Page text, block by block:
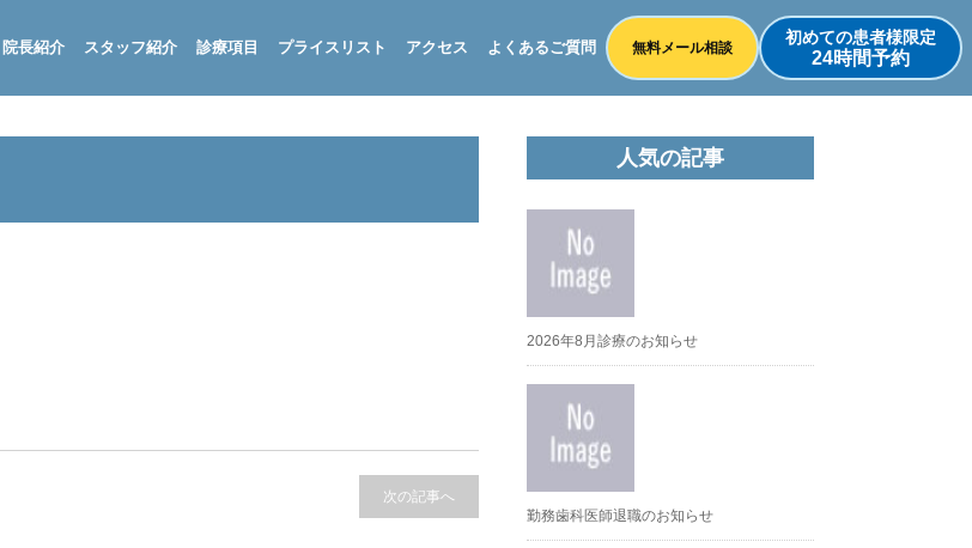
よくあるご質問
アクセス
プライスリスト
診療項目
スタッフ紹介
院長紹介 無料メール相談
初めての患者様限定
24時間予約
次の記事へ
人気の記事
2026年8月診療のお知らせ
勤務歯科医師退職のお知らせ